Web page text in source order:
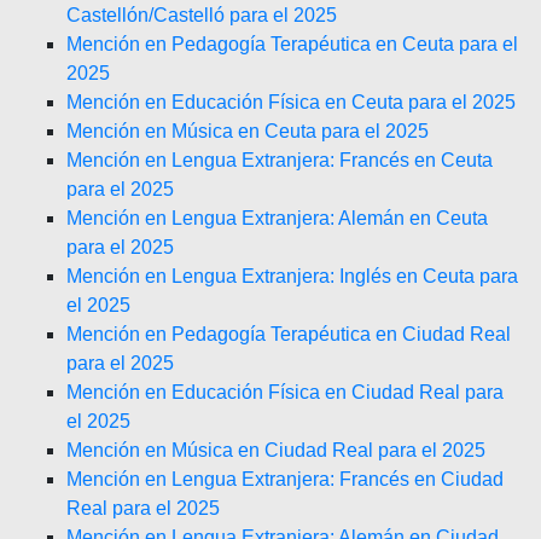
Castellón/Castelló para el 2025
Mención en Pedagogía Terapéutica en Ceuta para el
2025
Mención en Educación Física en Ceuta para el 2025
Mención en Música en Ceuta para el 2025
Mención en Lengua Extranjera: Francés en Ceuta
para el 2025
Mención en Lengua Extranjera: Alemán en Ceuta
para el 2025
Mención en Lengua Extranjera: Inglés en Ceuta para
el 2025
Mención en Pedagogía Terapéutica en Ciudad Real
para el 2025
Mención en Educación Física en Ciudad Real para
el 2025
Mención en Música en Ciudad Real para el 2025
Mención en Lengua Extranjera: Francés en Ciudad
Real para el 2025